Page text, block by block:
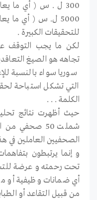
للتحقيقات الكبيرة .
لكن ما يجب التوقف
تجاهه هو الصيغ
سوريا سواء بالنسبة
التي تشكل استباحة
الكلمة . . .
حيث أظهرت نتائج
الصحفيين العاملين في
و إنما يرتبطون
تحت رحمته و عرضة
أي ضمانات وظيفية أو
من قبيل التقاعد أو